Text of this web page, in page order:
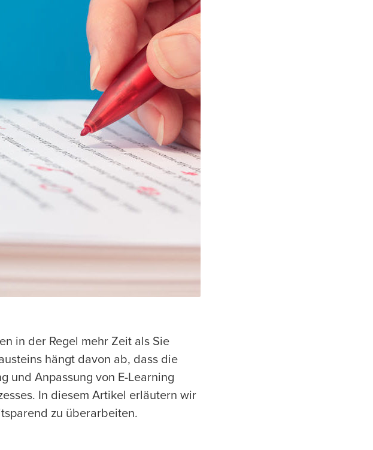
in der Regel mehr Zeit als Sie
hängt davon ab, dass die
und Anpassung von E-Learning
In diesem Artikel erläutern wir
zu überarbeiten.